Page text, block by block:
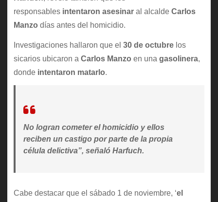
responsables intentaron asesinaral alcalde Carlos
Manzo días antes del homicidio.
Investigaciones hallaron que el 30 de octubre los
sicarios ubicaron a Carlos Manzo en una gasolinera,
donde intentaron matarlo.
No logran cometer el homicidio y ellos
reciben un castigo por parte de la propia
célula delictiva”, señaló Harfuch.
Cabe destacar que el sábado 1 de noviembre, ‘el